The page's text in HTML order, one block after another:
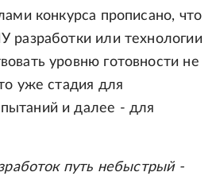
конкурса прописано, что
или технологии
уровню готовности не
уже стадия для
и далее - для
путь небыстрый -